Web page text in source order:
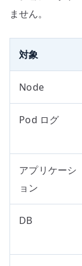
ません。
対象
Node
Pod ログ
アプリケーシ
ョン
DB